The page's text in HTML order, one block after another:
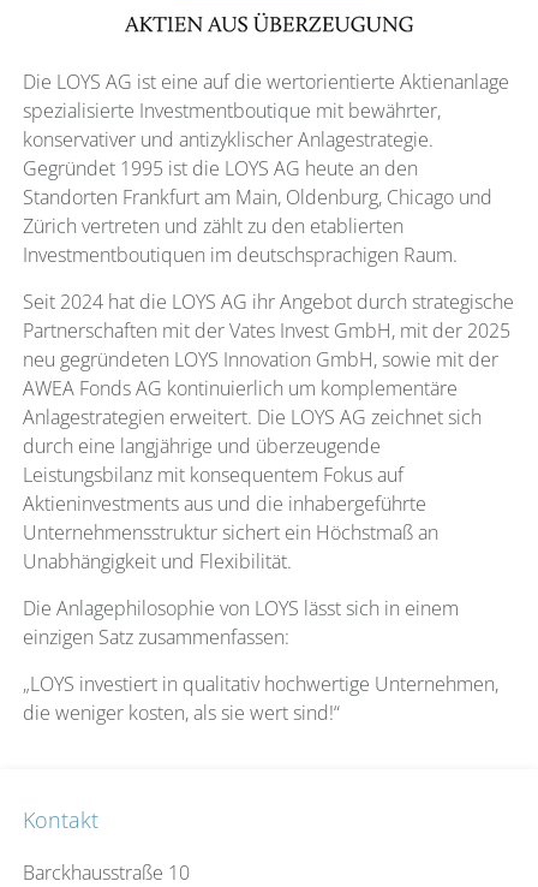
Die LOYS AG ist eine auf die wertorientierte Aktienanlage
spezialisierte Investmentboutique mit bewährter,
konservativer und antizyklischer Anlagestrategie.
Gegründet 1995 ist die LOYS AG heute an den
Standorten Frankfurt am Main, Oldenburg, Chicago und
Zürich vertreten und zählt zu den etablierten
Investmentboutiquen im deutschsprachigen Raum.
Seit 2024 hat die LOYS AG ihr Angebot durch strategische
Partnerschaften mit der Vates Invest GmbH, mit der 2025
neu gegründeten LOYS Innovation GmbH, sowie mit der
AWEA Fonds AG kontinuierlich um komplementäre
Anlagestrategien erweitert. Die LOYS AG zeichnet sich
durch eine langjährige und überzeugende
Leistungsbilanz mit konsequentem Fokus auf
Aktieninvestments aus und die inhabergeführte
Unternehmensstruktur sichert ein Höchstmaß an
Unabhängigkeit und Flexibilität.
Die Anlagephilosophie von LOYS lässt sich in einem
einzigen Satz zusammenfassen:
„LOYS investiert in qualitativ hochwertige Unternehmen,
die weniger kosten, als sie wert sind!“
Kontakt
Barckhausstraße 10